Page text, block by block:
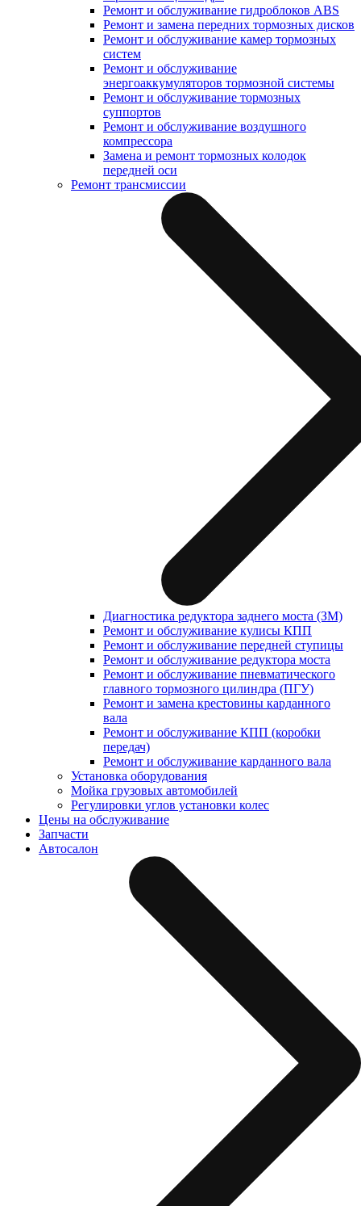
Ремонт и обслуживание гидроблоков ABS
Ремонт и замена передних тормозных дисков
Ремонт и обслуживание камер тормозных
систем
Ремонт и обслуживание
энергоаккумуляторов тормозной системы
Ремонт и обслуживание тормозных
суппортов
Ремонт и обслуживание воздушного
компрессора
Замена и ремонт тормозных колодок
передней оси
Ремонт трансмиссии
Диагностика редуктора заднего моста (ЗМ)
Ремонт и обслуживание кулисы КПП
Ремонт и обслуживание передней ступицы
Ремонт и обслуживание редуктора моста
Ремонт и обслуживание пневматического
главного тормозного цилиндра (ПГУ)
Ремонт и замена крестовины карданного
вала
Ремонт и обслуживание КПП (коробки
передач)
Ремонт и обслуживание карданного вала
Установка оборудования
Мойка грузовых автомобилей
Регулировки углов установки колес
Цены на обслуживание
Запчасти
Автосалон